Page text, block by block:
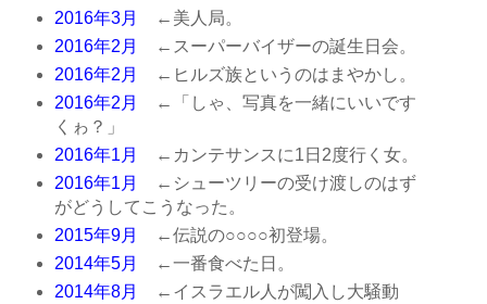
2016年3月
←美人局。
2016年2月
←スーパーバイザーの誕生日会。
2016年2月
←ヒルズ族というのはまやかし。
2016年2月
←「しゃ、写真を一緒にいいです
くゎ？」
2016年1月
←カンテサンスに1日2度行く女。
2016年1月
←シューツリーの受け渡しのはず
がどうしてこうなった。
2015年9月
←伝説の○○○○初登場。
2014年5月
←一番食べた日。
2014年8月
←イスラエル人が闖入し大騒動